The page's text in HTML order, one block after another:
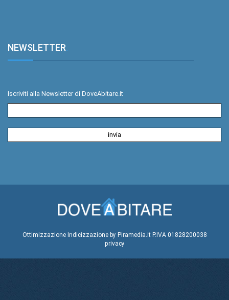
NEWSLETTER.
Iscriviti alla Newsletter di DoveAbitare.it
Ottimizzazione Indicizzazione by Piramedia.itP.IVA 01828200038
privacy